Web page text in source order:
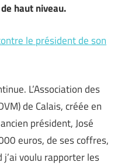
haut niveau.
le président de son
L’Association des
de Calais, créée en
président, José
euros, de ses coffres,
j’ai voulu rapporter les